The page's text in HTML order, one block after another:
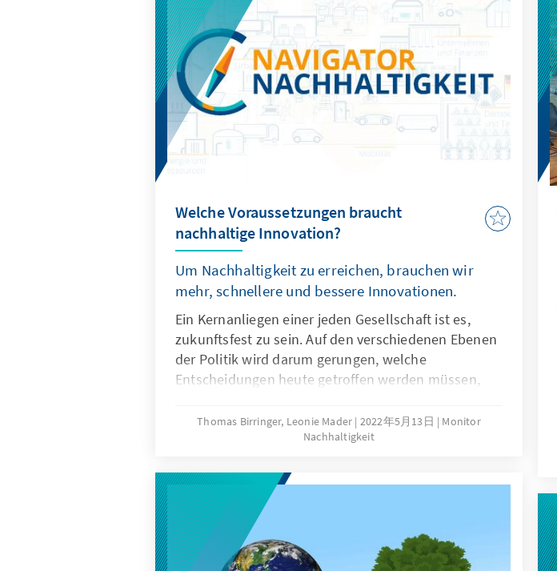
Welche Voraussetzungen braucht
nachhaltige Innovation?
Um Nachhaltigkeit zu erreichen, brauchen wir
mehr, schnellere und bessere Innovationen.
Ein Kernanliegen einer jeden Gesellschaft ist es,
zukunftsfest zu sein. Auf den verschiedenen Ebenen
der Politik wird darum gerungen, welche
Entscheidungen heute getroffen werden müssen,
Entwicklungen anzustoßen. Die zentrale Frage hier
ist, welche Voraussetzungen nachhaltige Innovation
Thomas Birringer, Leonie Mader 2022年5月13日
Monitor
Nachhaltigkeit